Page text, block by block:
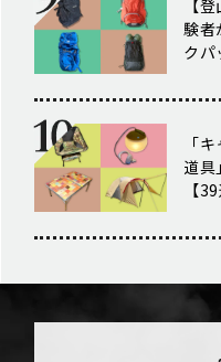
【
験者
クパ
「
道具
【